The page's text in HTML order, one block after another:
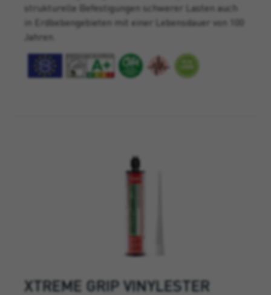
strukturelle Befestigungen schwerer Lasten auch
in Erdbebengebieten mit einer Lebensdauer von 100
Jahren.
XTREME GRIP VINYLESTER